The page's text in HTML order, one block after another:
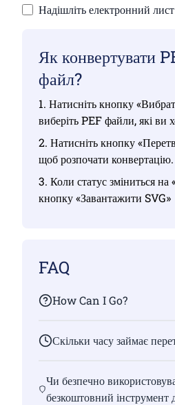
Надішліть електронний
Як конвертувати
файл?
1. Натисніть кнопку
виберіть PEF файли, які ви
2. Натисніть кнопку
щоб розпочати конвертацію.
3. Коли статус зміниться на
кнопку «Завантажити SVG»
FAQ
How Can I Go?
Скільки часу займає
Чи безпечно
безкоштовний інструмент